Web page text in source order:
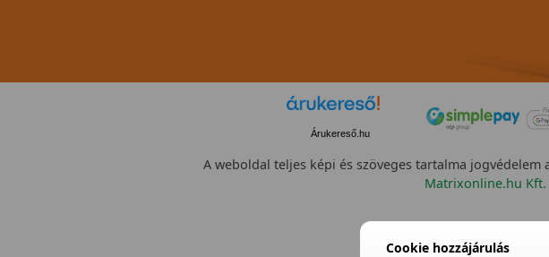
Árukereső.hu
A weboldal teljes képi és szöveges tartalma
Matrixonline.hu Kft.
Cookie hozzájárulás